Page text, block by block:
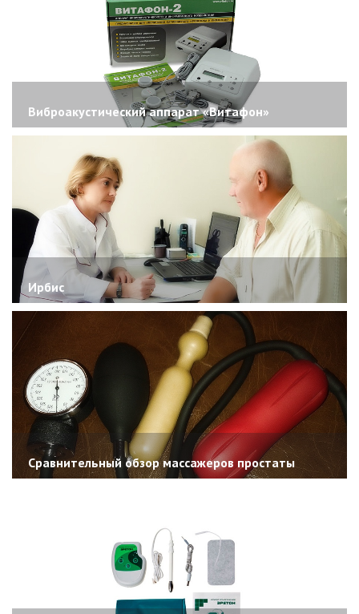
Виброакустический аппарат «Витафон»
Ирбис
Сравнительный обзор массажеров простаты